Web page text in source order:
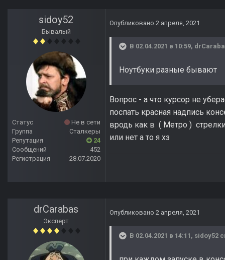
sidoy52
Бывалый
Статус
Не в сети
Группа
Сталкеры
Репутация
24
Сообщений
452
Регистрация
28.07.2020
Опубликовано 2 апреля, 2021
В 02.04.2021 в 10:59,
Ноутбуки разные бывают
Вопрос - а что курсор не
поспать красная надпись
вродь как в ( Метро )
или нет а то я хз
drCarabas
Эксперт
Опубликовано 2 апреля, 2021
В 02.04.2021 в 14:11, sidoy52